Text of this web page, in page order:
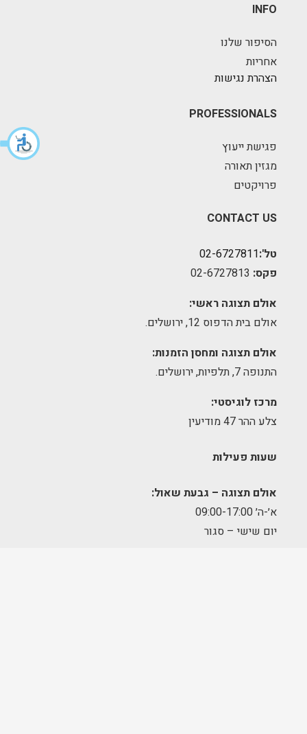
INFO
הסיפור שלנו
אחריות
הצהרת נגישות
PROFESSIONALS
פגישת ייעוץ
מגזין תאורה
פרויקטים
CONTACT US
טל':02-6727811
פקס:
אולם תצוגה ראשי:
אולם בית הדפוס 12, ירושלים.
אולם תצוגה ומחסן הזמנות:
התנופה 7, תלפיות, ירושלים.
מרכז לוגיסטי:
צלע ההר 47 מודיעין
שעות פעילות
אולם תצוגה – גבעת שאול:
א׳-ה׳ 09:00-17:00
יום שישי – סגור